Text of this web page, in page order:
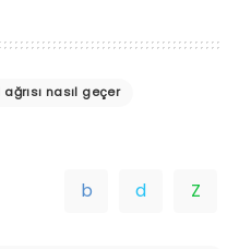
ağrısı nasıl geçer